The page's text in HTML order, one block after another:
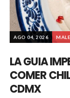
AGO 04, 2026
LA GUIA
COMER
CDMX